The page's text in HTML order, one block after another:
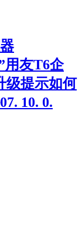
用友T6企
级提示如何
10. 0.